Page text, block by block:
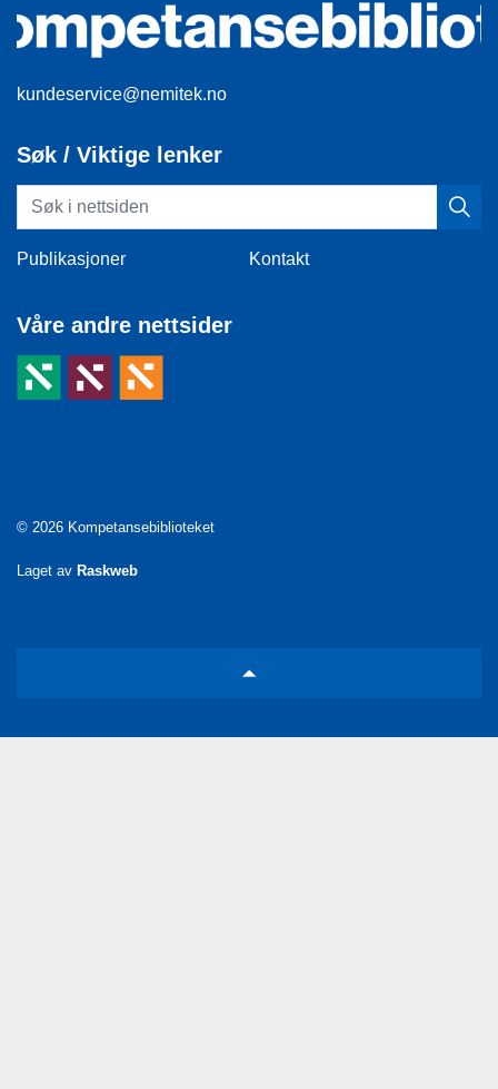
kundeservice@nemitek.no
Søk / Viktige lenker
Publikasjoner Kontakt
Våre andre nettsider
© 2026 Kompetansebiblioteket
Laget av Raskweb